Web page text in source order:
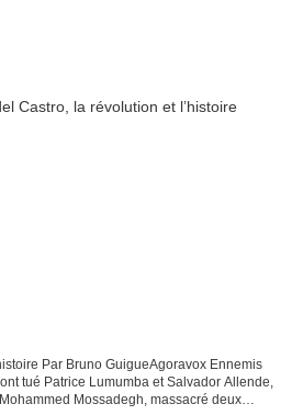
Par Bruno GuigueAgoravox Ennemis
tué Patrice Lumumba et Salvador Allende,
Mossadegh, massacré deux